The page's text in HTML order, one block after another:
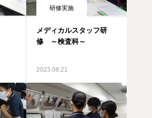
研修実施
メディカルスタッフ研
修 ～検査科～
2023.08.21